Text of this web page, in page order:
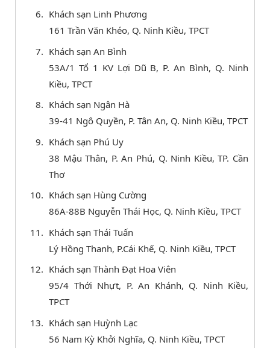
Khách sạn Linh Phương
161 Trần Văn Khéo, Q. Ninh Kiều, TPCT
Khách sạn An Bình
53A/1 Tổ 1 KV Lợi Dũ B, P. An Bình, Q. Ninh
Kiều, TPCT
Khách sạn Ngân Hà
39-41 Ngô Quyền, P. Tân An, Q. Ninh Kiều, TPCT
Khách sạn Phú Uy
38 Mậu Thân, P. An Phú, Q. Ninh Kiều, TP. Cần
Thơ
Khách sạn Hùng Cường
86A-88B Nguyễn Thái Học, Q. Ninh Kiều, TPCT
Khách sạn Thái Tuấn
Lý Hồng Thanh, P.Cái Khế, Q. Ninh Kiều, TPCT
Khách sạn Thành Đạt Hoa Viên
95/4 Thới Nhựt, P. An Khánh, Q. Ninh Kiều,
TPCT
Khách sạn Huỳnh Lạc
56 Nam Kỳ Khởi Nghĩa, Q. Ninh Kiều, TPCT